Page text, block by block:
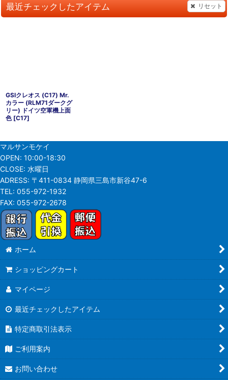
最近チェックしたアイテム リセット
GSIクレオス (C17) Mr.
カラー (RLM71ダークグ
リー) ドイツ空軍機上面
色 [C17]
マルサンモケイ
OPEN: 10:00-18:30
CLOSE: 水曜日
ADRESS: 〒411-0834 静岡県三島市新谷47-6
TEL: 055-972-1932
FAX: 055-972-2678
ホーム
ショッピングカート
マイページ
最近チェックしたアイテム
特定商取引法表示
ご利用案内
お問い合わせ